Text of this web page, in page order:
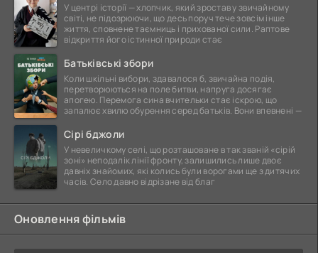
У центрі історії — хлопчик, який зростав у звичайному
світі, не підозрюючи, що десь поруч тече зовсім інше
життя, сповнене таємниць і прихованої сили. Раптове
відкриття його істинної природи стає
Батьківські збори
Коли шкільні вибори, здавалося б, звичайна подія,
перетворюються на поле битви, напруга досягає
апогею. Перемога сина вчительки стає іскрою, що
запалює хвилю обурення серед батьків. Вони впевнені —
Сірі бджоли
У невеличкому селі, що розташоване в так званій «сірій
зоні» неподалік лінії фронту, залишились лише двоє
давніх знайомих, які колись були ворогами ще з дитячих
часів. Село давно відрізане від благ
Оновлення фільмів